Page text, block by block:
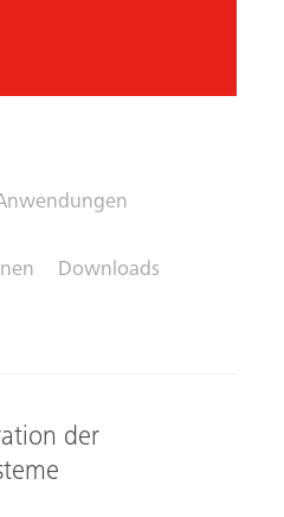
Downloads
der